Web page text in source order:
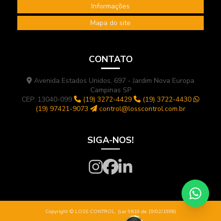
Informações
Mapa do site
CONTATO
Avenida Estados Unidos, 697 - Jardim Nova Europa
Campinas SP
CEP: 13040-099
(19) 3272-4429
(19) 3722-4430
(19) 97421-9073
control@losscontrol.com.br
SIGA-NOS!
Copyright © LOSS CONTROL. (Lei 9610 de 19/02/1998)